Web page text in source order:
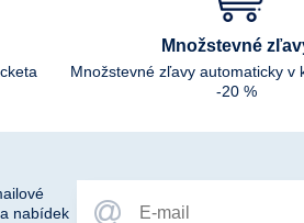
Množstevné
Množstevné zľavy automaticky v
-20 %
nabídek